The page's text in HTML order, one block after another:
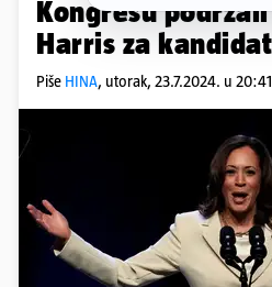
Kongresu
Harris za
Piše HINA, utorak, 23.7.2024. u 20:41